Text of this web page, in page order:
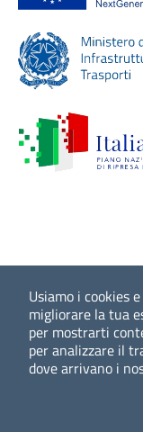
Usiamo i cookies
migliorare la tua
per mostrarti
per analizzare il
dove arrivano i